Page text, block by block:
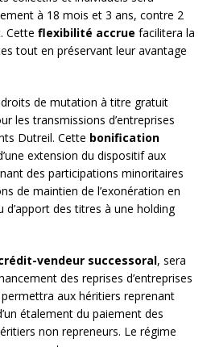
à 18 mois et 3 ans, contre 2
Cette flexibilité accrue facilitera la
tout en préservant leur avantage
droits de mutation à titre gratuit
les transmissions d’entreprises
Dutreil. Cette bonification
extension du dispositif aux
des participations minoritaires
de maintien de l’exonération en
d’apport des titres à une holding
vendeur successoral, sera
des reprises d’entreprises
aux héritiers reprenant
étalement du paiement des
non repreneurs. Le régime